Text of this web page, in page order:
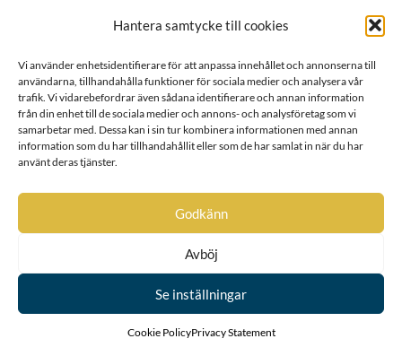
Hantera samtycke till cookies
Vi använder enhetsidentifierare för att anpassa innehållet och annonserna till
användarna, tillhandahålla funktioner för sociala medier och analysera vår
trafik. Vi vidarebefordrar även sådana identifierare och annan information
från din enhet till de sociala medier och annons- och analysföretag som vi
samarbetar med. Dessa kan i sin tur kombinera informationen med annan
information som du har tillhandahållit eller som de har samlat in när du har
använt deras tjänster.
Godkänn
Avböj
Se inställningar
Cookie PolicyPrivacy Statement
26
Tott
27
Gädda
28
Bille af Dybeck
29
Gyllenstierna af Svaneholm
30
Lindenov
31
Björnklou
32
Stålarm
34
Lilliecrona
39
Stiernkors
Gyllenhierta